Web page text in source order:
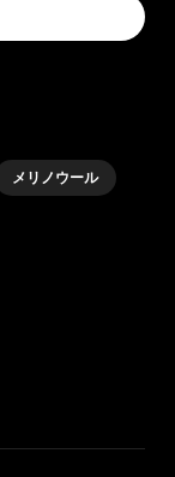
メリノウール